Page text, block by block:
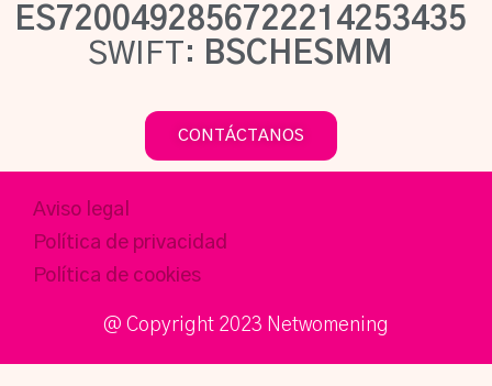
ES7200492856722214253435
SWIFT: BSCHESMM
CONTÁCTANOS
Aviso legal
Política de privacidad
Política de cookies
@ Copyright 2023 Netwomening​